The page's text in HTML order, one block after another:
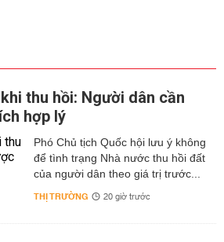
thu hồi: Người dân cần
hợp lý
Phó Chủ tịch Quốc hội lưu ý không
để tình trạng Nhà nước thu hồi đất
của người dân theo giá trị trước...
THỊ TRƯỜNG 20 giờ trước